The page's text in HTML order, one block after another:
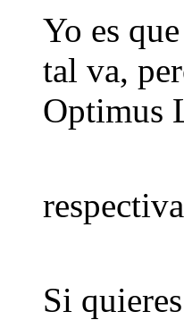
Yo es
tal va,
Optimus
Si